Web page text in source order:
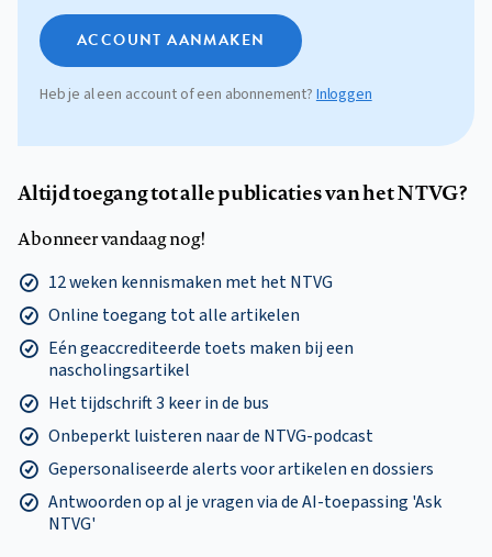
ACCOUNT AANMAKEN
Heb je al een account of een abonnement? Inloggen
Altijd toegang tot alle publicaties van het NTVG?
Abonneer vandaag nog!
12 weken kennismaken met het NTVG
Online toegang tot alle artikelen
Eén geaccrediteerde toets maken bij een
nascholingsartikel
Het tijdschrift 3 keer in de bus
Onbeperkt luisteren naar de NTVG-podcast
Gepersonaliseerde alerts voor artikelen en dossiers
Antwoorden op al je vragen via de AI-toepassing 'Ask
NTVG'